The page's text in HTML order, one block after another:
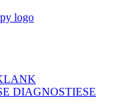
DIAGNOSTIESE